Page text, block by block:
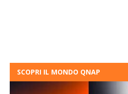
SCOPRI IL MONDO QNAP